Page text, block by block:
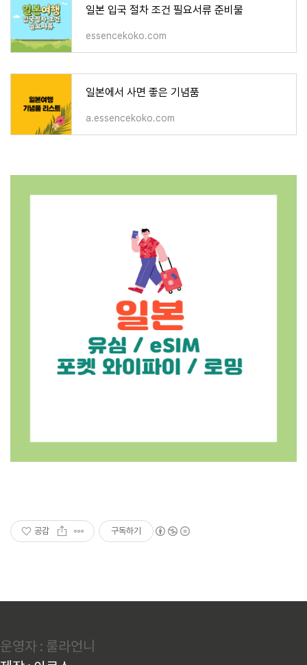
일본 입국 절차 조건 필요서류 준비물
essencekoko.com
일본에서 사면 좋은 기념품
a.essencekoko.com
공감 구독하기
운영자 : 룰라언니